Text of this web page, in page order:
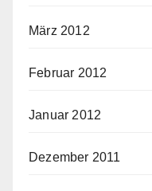
März 2012
Februar 2012
Januar 2012
Dezember 2011